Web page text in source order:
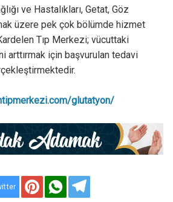
ve Hastalıkları, Getat, Göz
üzere pek çok bölümde hizmet
Tıp Merkezi; vücuttaki
arttırmak için başvurulan tedavi
glutatyon/